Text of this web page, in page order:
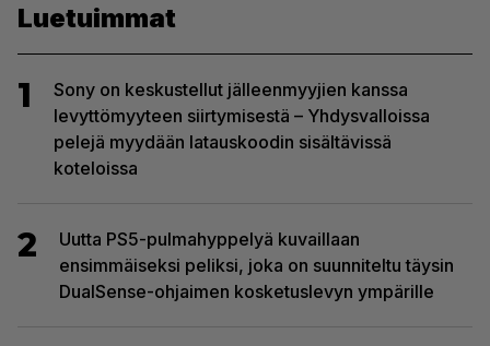
Luetuimmat
1
Sony on keskustellut jälleenmyyjien kanssa
levyttömyyteen siirtymisestä – Yhdysvalloissa
pelejä myydään latauskoodin sisältävissä
koteloissa
2
Uutta PS5-pulmahyppelyä kuvaillaan
ensimmäiseksi peliksi, joka on suunniteltu täysin
DualSense-ohjaimen kosketuslevyn ympärille